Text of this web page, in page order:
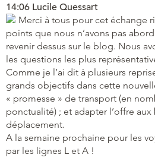
14:06 Lucile Quessart
Merci à tous pour cet échange
points que nous n’avons pas
revenir dessus sur le blog. Nous
les questions les plus
Comme je l’ai dit à plusieurs
grands objectifs dans cette
« promesse » de transport (en
ponctualité) ; et adapter l’offre
déplacement.
A la semaine prochaine pour les
par les lignes L et A !